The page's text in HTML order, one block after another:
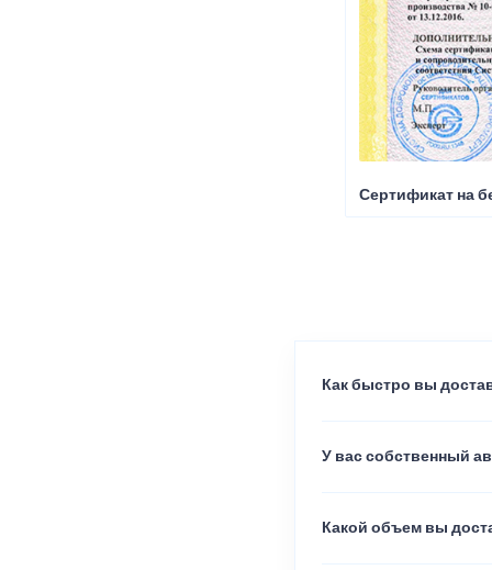
Сертификат на
Как быстро вы
У вас собственный
Какой объем вы